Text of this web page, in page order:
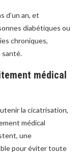
d’un an, et
diabétiques ou
chroniques,
santé.
médical
la cicatrisation,
médical
une
pour éviter toute